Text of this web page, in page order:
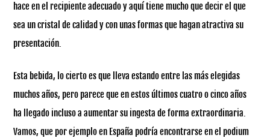
hace en el recipiente adecuado y aquí tiene mucho que decir el que
sea un cristal de calidad y con unas formas que hagan atractiva su
presentación.
Esta bebida, lo cierto es que lleva estando entre las más elegidas
muchos años, pero parece que en estos últimos cuatro o cinco años
ha llegado incluso a aumentar su ingesta de forma extraordinaria.
Vamos, que por ejemplo en España podría encontrarse en el podium